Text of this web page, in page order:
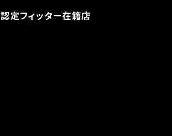
認定フィッター在籍店